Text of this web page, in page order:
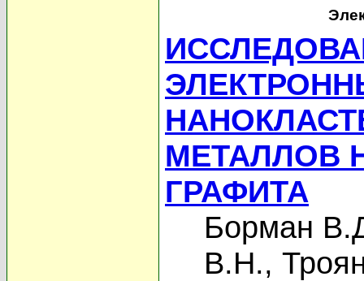
МЕТАЛЛОВ
ГРАФИТА
Борман
В.Н.,